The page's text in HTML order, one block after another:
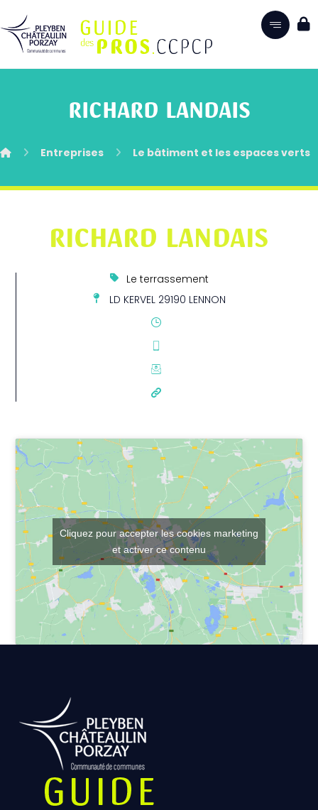
RICHARD LANDAIS
Entreprises Le bâtiment et les espaces verts
RICHARD LANDAIS
Le terrassement
LD KERVEL 29190 LENNON
Cliquez pour accepter les cookies marketing
et activer ce contenu